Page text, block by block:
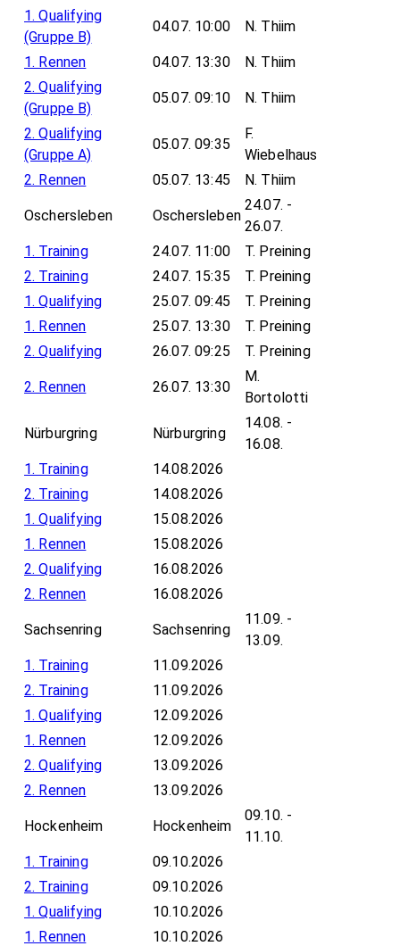
1. Qualifying
(Gruppe B)
04.07. 10:00 N. Thiim
1. Rennen 04.07. 13:30
N. Thiim
2. Qualifying
(Gruppe B)
05.07. 09:10 N. Thiim
2. Qualifying
(Gruppe A)
05.07. 09:35
F.
Wiebelhaus
2. Rennen
05.07. 13:45 N. Thiim
Oschersleben Oschersleben
24.07. -
26.07.
1. Training
24.07. 11:00
T. Preining
2. Training
24.07. 15:35
T. Preining
1. Qualifying
25.07. 09:45
T. Preining
1. Rennen
25.07. 13:30
T. Preining
2. Qualifying
26.07. 09:25 T. Preining
2. Rennen 26.07. 13:30
M.
Bortolotti
Nürburgring Nürburgring
14.08. -
16.08.
1. Training
14.08.2026
2. Training
14.08.2026
1. Qualifying
15.08.2026
1. Rennen
15.08.2026
2. Qualifying
16.08.2026
2. Rennen
16.08.2026
Sachsenring Sachsenring
11.09. -
13.09.
1. Training
11.09.2026
2. Training
11.09.2026
1. Qualifying
12.09.2026
1. Rennen
12.09.2026
2. Qualifying
13.09.2026
2. Rennen
13.09.2026
Hockenheim Hockenheim
09.10. -
11.10.
1. Training
09.10.2026
2. Training
09.10.2026
1. Qualifying
10.10.2026
1. Rennen
10.10.2026